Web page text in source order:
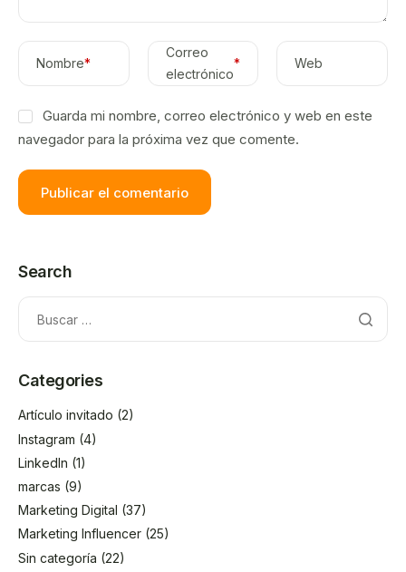
Nombre*
Correo
electrónico
* Web
Guarda mi nombre, correo electrónico y web en este
navegador para la próxima vez que comente.
Search
Categories
Artículo invitado (2)
Instagram (4)
LinkedIn (1)
marcas (9)
Marketing Digital (37)
Marketing Influencer (25)
Sin categoría (22)